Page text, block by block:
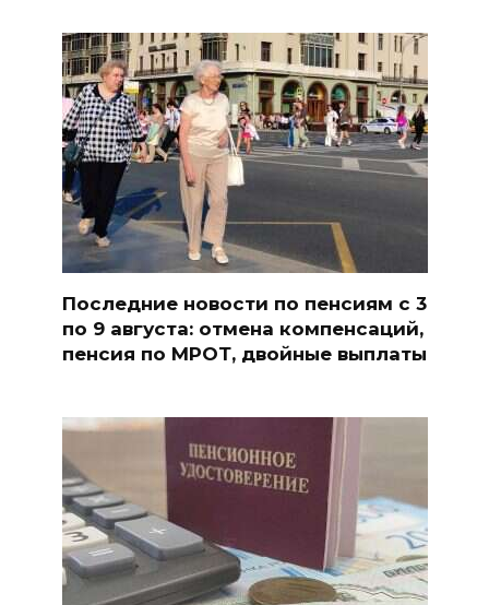
Последние новости по пенсиям с 3
по 9 августа: отмена компенсаций,
пенсия по МРОТ, двойные выплаты